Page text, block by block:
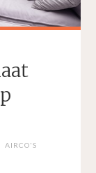
AIRCO'S